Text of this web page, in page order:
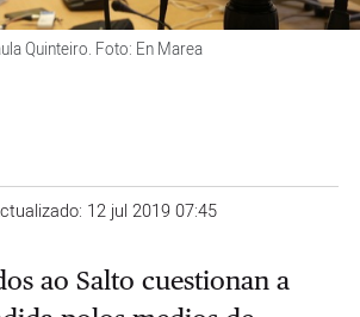
Quinteiro. Foto: En Marea
12 jul 2019 07:45
ao Salto cuestionan a